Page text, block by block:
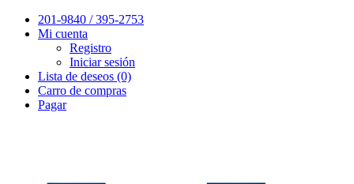
201-9840 / 395-2753
Mi cuenta
Registro
Iniciar sesión
Lista de deseos (0)
Carro de compras
Pagar